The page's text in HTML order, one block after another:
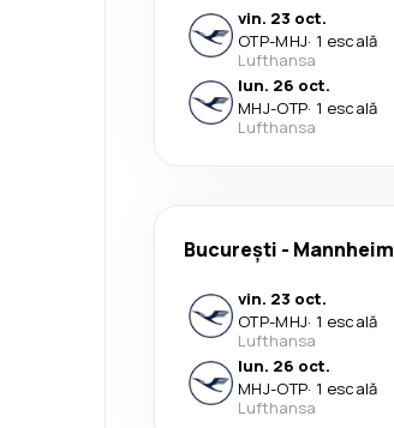
vin. 23 oct.
OTP-MHJ· 1 escală
Lufthansa
lun. 26 oct.
MHJ-OTP· 1 escală
Lufthansa
București - Mannheim
vin. 23 oct.
OTP-MHJ· 1 escală
Lufthansa
lun. 26 oct.
MHJ-OTP· 1 escală
Lufthansa